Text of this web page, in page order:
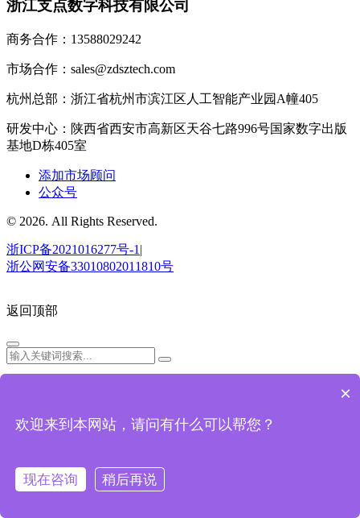
浙江支点数字科技有限公司
商务合作：13588029242
市场合作：sales@zdsztech.com
杭州总部：浙江省杭州市滨江区人工智能产业园A幢405
研发中心：陕西省西安市高新区天谷七路996号国家数字出版
基地D栋405室
添加市场顾问
公众号
© 2026. All Rights Reserved.
浙ICP备2021016277号-1|
浙公网安备33010802011810号
返回顶部
×
欢迎来到本网站，请问有什么可以帮您？
现在咨询 稍后再说